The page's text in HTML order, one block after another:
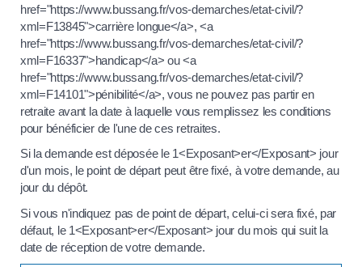
href="https://www.bussang.fr/vos-demarches/etat-civil/?
xml=F13845">carrière longue</a>, <a
href="https://www.bussang.fr/vos-demarches/etat-civil/?
xml=F16337">handicap</a> ou <a
href="https://www.bussang.fr/vos-demarches/etat-civil/?
xml=F14101">pénibilité</a>, vous ne pouvez pas partir en
retraite avant la date à laquelle vous remplissez les conditions
pour bénéficier de l'une de ces retraites.
Si la demande est déposée le 1<Exposant>er</Exposant> jour
d'un mois, le point de départ peut être fixé, à votre demande, au
jour du dépôt.
Si vous n'indiquez pas de point de départ, celui-ci sera fixé, par
défaut, le 1<Exposant>er</Exposant> jour du mois qui suit la
date de réception de votre demande.